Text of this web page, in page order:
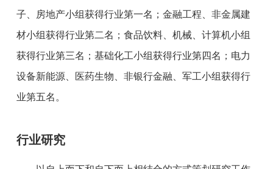
子、房地产小组获得行业第一名；金融工程、非金属建
材小组获得行业第二名；食品饮料、机械、计算机小组
获得行业第三名；基础化工小组获得行业第四名；电力
设备新能源、医药生物、非银行金融、军工小组获得行
业第五名。
行业研究